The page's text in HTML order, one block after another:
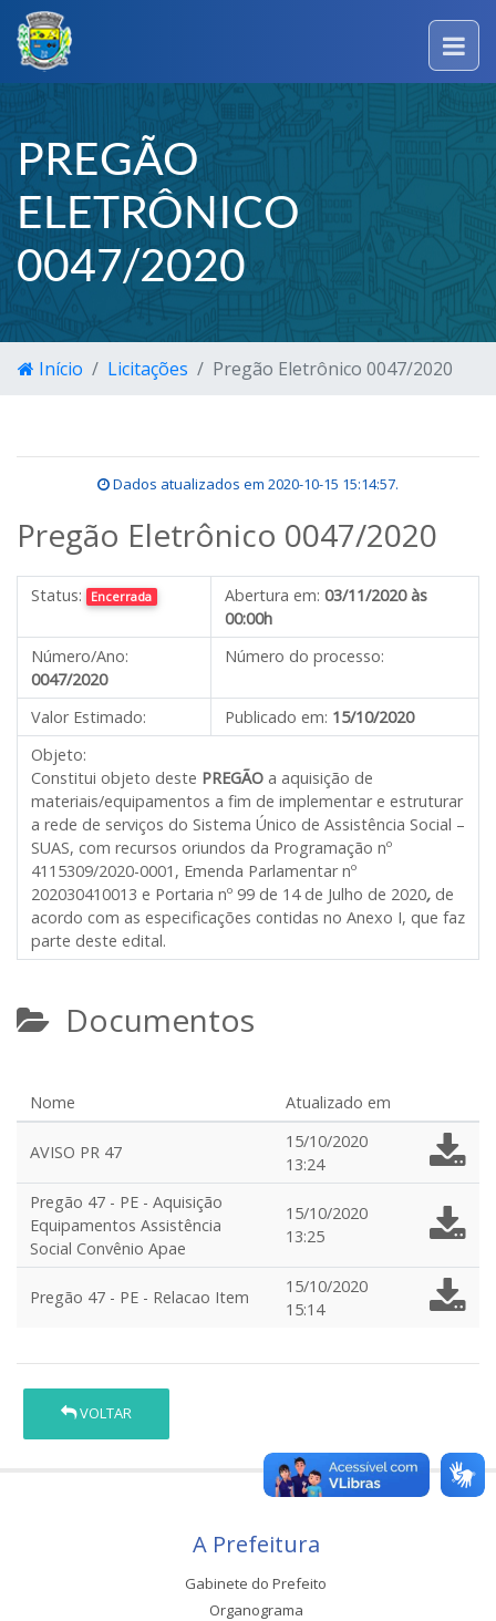
PREGÃO
ELETRÔNICO
0047/2020
Início Licitações Pregão Eletrônico 0047/2020
Dados atualizados em 2020-10-15 15:14:57.
Pregão Eletrônico 0047/2020
Status: Encerrada Abertura em: 03/11/2020 às
00:00h
Número/Ano:
0047/2020
Número do processo:
Valor Estimado: Publicado em: 15/10/2020
Objeto:
Constitui objeto deste PREGÃO a aquisição de
materiais/equipamentos a fim de implementar e estruturar
a rede de serviços do Sistema Único de Assistência Social –
SUAS, com recursos oriundos da Programação nº
4115309/2020-0001, Emenda Parlamentar nº
202030410013 e Portaria nº 99 de 14 de Julho de 2020, de
acordo com as especificações contidas no Anexo I, que faz
parte deste edital.
Documentos
Nome Atualizado em
AVISO PR 47
15/10/2020
13:24
Pregão 47 - PE - Aquisição
Equipamentos Assistência
Social Convênio Apae
15/10/2020
13:25
Pregão 47 - PE - Relacao Item
15/10/2020
15:14
VOLTAR
A Prefeitura
Gabinete do Prefeito
Organograma